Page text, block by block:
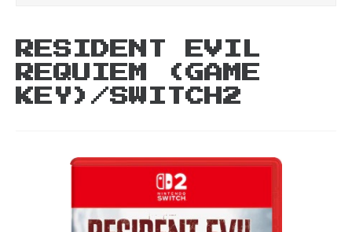
RESIDENT EVIL
REQUIEM (GAME
KEY)/SWITCH2